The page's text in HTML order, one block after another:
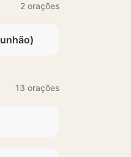
2 orações
13 orações